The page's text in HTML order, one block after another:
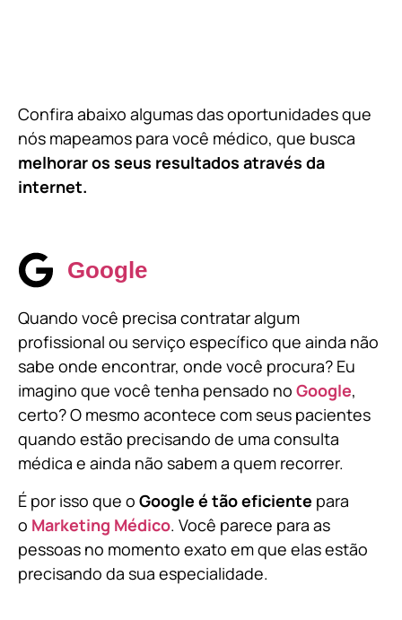
Confira abaixo algumas das oportunidades que
nós mapeamos para você médico, que busca
melhorar os seus resultados através da
internet.
Google
Quando você precisa contratar algum
profissional ou serviço específico que ainda não
sabe onde encontrar, onde você procura? Eu
imagino que você tenha pensado no Google,
certo? O mesmo acontece com seus pacientes
quando estão precisando de uma consulta
médica e ainda não sabem a quem recorrer.
É por isso que o Google é tão eficiente para
o Marketing Médico. Você parece para as
pessoas no momento exato em que elas estão
precisando da sua especialidade.